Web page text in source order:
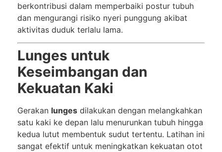
berkontribusi dalam memperbaiki postur tubuh
dan mengurangi risiko nyeri punggung akibat
aktivitas duduk terlalu lama.
Lunges untuk
Keseimbangan dan
Kekuatan Kaki
Gerakan lunges dilakukan dengan melangkahkan
satu kaki ke depan lalu menurunkan tubuh hingga
kedua lutut membentuk sudut tertentu. Latihan ini
sangat efektif untuk meningkatkan kekuatan otot